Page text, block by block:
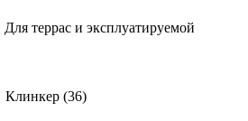
Для террас и эксплуатируемой
Клинкер (36)